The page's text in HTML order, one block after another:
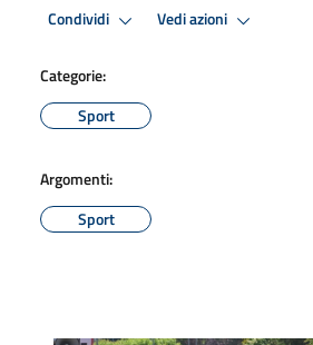
Condividi Vedi azioni
Categorie:
Sport
Argomenti:
Sport